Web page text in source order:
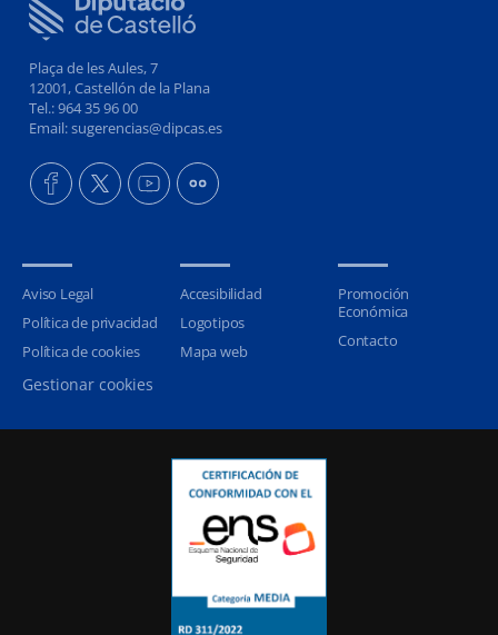
Plaça de les Aules, 7
12001, Castellón de la Plana
Tel.: 964 35 96 00
Email: sugerencias@dipcas.es
Aviso Legal
Política de privacidad
Política de cookies
Gestionar cookies
Accesibilidad
Logotipos
Mapa web
Promoción
Económica
Contacto